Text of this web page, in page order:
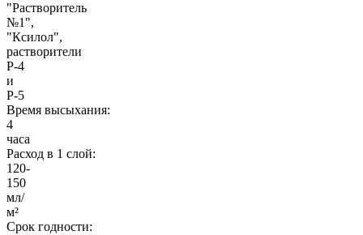
"Растворитель
№1",
"Ксилол",
растворители
Р-4
и
Р-5
Время высыхания:
4
часа
Расход в 1 слой:
120-
150
мл/
м²
Срок годности: